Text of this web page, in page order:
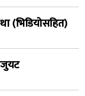
(भिडियोसहित)